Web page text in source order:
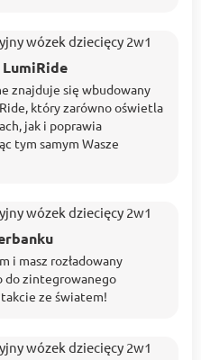
znajduje się wbudowany
który zarówno oświetla
jak i poprawia
tym samym Wasze
i masz rozładowany
do zintegrowanego
ze światem!